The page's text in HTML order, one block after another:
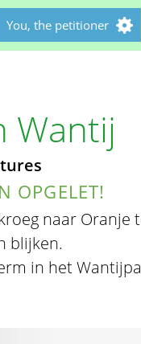
You, the petitioner
Wantij
OPGELET!
naar Oranje
blijken.
in het